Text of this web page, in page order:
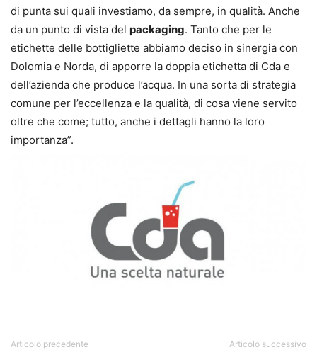
di punta sui quali investiamo, da sempre, in qualità. Anche
da un punto di vista del packaging. Tanto che per le
etichette delle bottigliette abbiamo deciso in sinergia con
Dolomia e Norda, di apporre la doppia etichetta di Cda e
dell’azienda che produce l’acqua. In una sorta di strategia
comune per l’eccellenza e la qualità, di cosa viene servito
oltre che come; tutto, anche i dettagli hanno la loro
importanza”.
Articolo precedente Articolo successivo